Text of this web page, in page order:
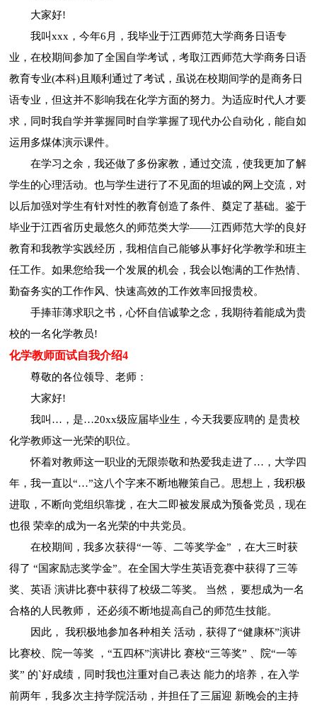
大家好!
我叫xxx，今年6月，我毕业于江西师范大学商务日语专
业，在校期间参加了全国自学考试，考取江西师范大学商务日语
教育专业(本科)且顺利通过了考试，虽说在校期间学的是商务日
语专业，但这并不影响我在化学方面的努力。为适应时代人才要
求，同时我自学并掌握同时自学掌握了现代办公自动化，能自如
运用多煤体演示课件。
在学习之余，我还做了多份家教，通过交流，使我更加了解
学生的心理活动。也与学生进行了不见面的坦诚的网上交流，对
以后加强对学生有针对性的教育创造了条件、奠定了基础。鉴于
毕业于江西省历史最悠久的师范类大学——江西师范大学的良好
教育和我教学实践经历，我相信自己能够从事好化学教学和班主
任工作。如果您给我一个发展的机会，我会以饱满的工作热情、
勤奋务实的工作作风、快速高效的工作效率回报贵校。
手捧菲薄求职之书，心怀自信诚挚之念，我期待着能成为贵
校的一名化学教员!
化学教师面试自我介绍4
尊敬的各位领导、老师：
大家好!
我叫…，是…20xx级应届毕业生，今天我要应聘的 是贵校
化学教师这一光荣的职位。
怀着对教师这一职业的无限崇敬和热爱我走进了…，大学四
年，我一直以“…”这八个字来不断地鞭策自己。思想上，我积极
进取，不断向党组织靠拢，在大二即被发展成为预备党员，现在
也很 荣幸的成为一名光荣的中共党员。
在校期间，我多次获得“一等、二等奖学金” ，在大三时获
得了 “国家励志奖学金”。在全国大学生英语竞赛中获得了三等
奖、英语 演讲比赛中获得了校级二等奖。 当然， 要想成为一名
合格的人民教师， 还必须不断地提高自己的师范生技能。
因此， 我积极地参加各种相关 活动，获得了“健康杯”演讲
比赛校、院一等奖 ，“五四杯”演讲比 赛校“三等奖” 、院“一等
奖” 的`好成绩，同时我也注重对自己表达 能力的培养，在入学
前两年，我多次主持学院活动，并担任了三届迎 新晚会的主持